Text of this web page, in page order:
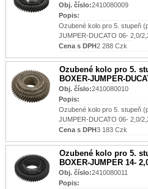
Obj. číslo:2410080009
Popis:
Ozubené kolo pro 5. stupeň
JUMPER-DUCATO 06- 2,0/
Cena s DPH2 288 Czk
Ozubené kolo pro 5.
BOXER-JUMPER-
Obj. číslo:2410080010
Popis:
Ozubené kolo pro 5. stupeň
JUMPER-DUCATO 06- 2,0/
Cena s DPH3 183 Czk
Ozubené kolo pro 5.
BOXER-JUMPER 14-
Obj. číslo:2410080011
Popis: